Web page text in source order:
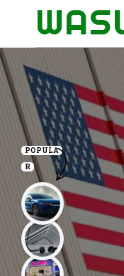
POPULA
R